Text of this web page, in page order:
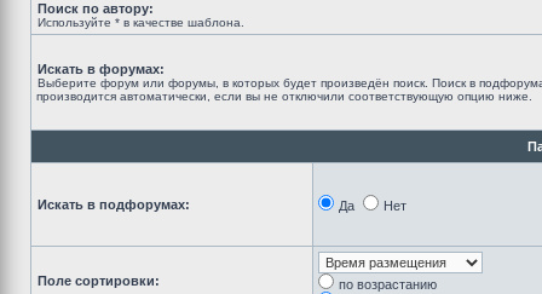
Поиск по автору:
Используйте * в качестве шаблона.
Искать в форумах:
Выберите форум или форумы, в которых будет произведён поиск. Поиск в
производится автоматически, если вы не отключили соответствующую опцию ниже.
Искать в подфорумах: Да Нет
Поле сортировки:
по возрастанию